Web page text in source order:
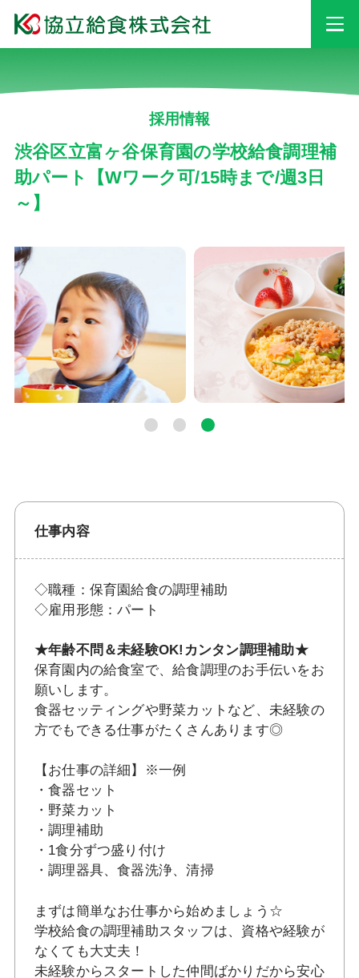
事業情報
安心・安全への取り組み
会社情報
お知らせ
採用情報
渋谷区立富ヶ谷保育園の学校給食調理補
助パート【Wワーク可/15時まで/週3日
～】
仕事内容
◇職種：保育園給食の調理補助
◇雇用形態：パート
★年齢不問＆未経験OK!カンタン調理補助★
保育園内の給食室で、給食調理のお手伝いをお
願いします。
食器セッティングや野菜カットなど、未経験の
方でもできる仕事がたくさんあります◎
【お仕事の詳細】※一例
・食器セット
・野菜カット
・調理補助
・1食分ずつ盛り付け
・調理器具、食器洗浄、清掃
まずは簡単なお仕事から始めましょう☆
学校給食の調理補助スタッフは、資格や経験が
なくても大丈夫！
未経験からスタートした仲間ばかりだから安心